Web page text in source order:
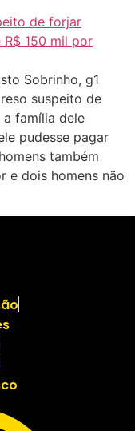
Sobrinho, g1
suspeito de
família dele
pudesse pagar
também
e dois homens não